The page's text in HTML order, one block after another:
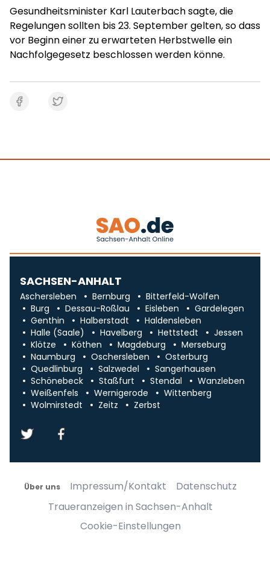
Gesundheitsminister Karl Lauterbach sagte, die
Regelungen sollten bis 23. September gelten, so dass
vor Beginn einer zu erwarteten Herbstwelle ein
Nachfolgegesetz beschlossen werden könne.
SACHSEN-ANHALT
Aschersleben Bernburg
Bitterfeld-Wolfen
Burg
Dessau-Roßlau Eisleben
Gardelegen
Genthin
Halberstadt
Haldensleben
Halle (Saale)
Havelberg Hettstedt
Jessen
Klötze
Köthen Magdeburg
Merseburg
Naumburg
Oschersleben
Osterburg
Quedlinburg
Salzwedel
Sangerhausen
Schönebeck
Staßfurt Stendal
Wanzleben
Weißenfels
Wernigerode
Wittenberg
Wolmirstedt
Zeitz Zerbst
Über uns Impressum/Kontakt
Datenschutz
Traueranzeigen in Sachsen-Anhalt
Cookie-Einstellungen